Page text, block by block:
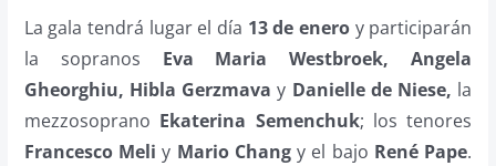
La gala tendrá lugar el día 13 de enero y participarán
la sopranos Eva Maria Westbroek, Angela
Gheorghiu, Hibla Gerzmava y Danielle de Niese, la
mezzosoprano Ekaterina Semenchuk; los tenores
Francesco Meli y Mario Changy el bajo René Pape.